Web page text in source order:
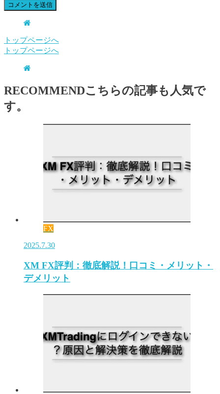
トップページへ
トップページへ
RECOMMENDこちらの記事も人気で
す。
FX
2025.7.30
XM FX評判：徹底解説！口コミ・メリット・
デメリット